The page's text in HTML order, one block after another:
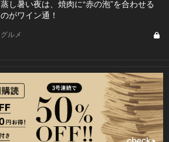
蒸し暑い夜は、焼肉に“赤の泡”を合わせる
のがワイン通！
グルメ